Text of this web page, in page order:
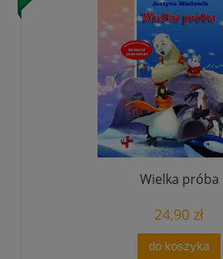
Wielka próba
24,90 zł
do koszyka